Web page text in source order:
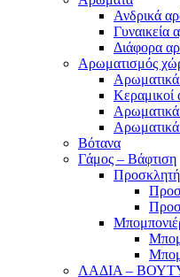
Ανδρικά
Γυναικεία
Διάφορα
Αρωματισμός
Αρωματικά
Kεραμικοί
Aρωματικά
Βότανα
Γάμος – Βάφτιση
ΛΑΔΙΑ –